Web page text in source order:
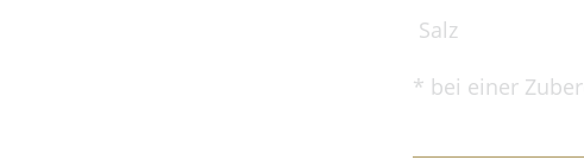
Salz
* bei einer